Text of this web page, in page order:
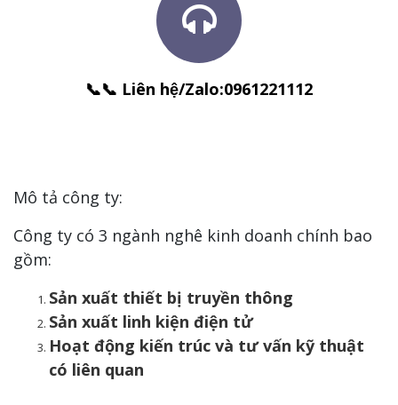
📞📞 Liên hệ/Zalo:0961221112
Mô tả công ty:
Công ty có 3 ngành nghê kinh doanh chính bao
gồm:
Sản xuất thiết bị truyền thông
Sản xuất linh kiện điện tử
Hoạt động kiến trúc và tư vấn kỹ thuật
có liên quan